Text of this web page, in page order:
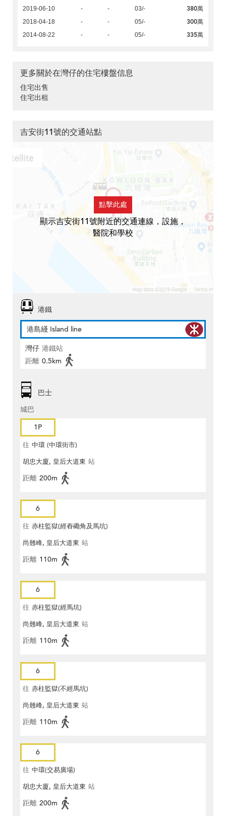
2019-06-10 - - 03/- 380萬
2018-04-18 - - 05/- 300萬
2014-08-22 - - 05/- 335萬
更多關於在灣仔的住宅樓盤信息
住宅出售
住宅出租
吉安街11號的交通站點
點擊此處
顯示吉安街11號附近的交通連線，設施，
醫院和學校
港鐵
港島綫 Island line
灣仔 港鐵站
距離 0.5km
巴士
城巴
1P
往 中環 (中環街市)
胡忠大廈, 皇后大道東 站
距離 200m
6
往 赤柱監獄(經舂磡角及馬坑)
尚翹峰, 皇后大道東 站
距離 110m
6
往 赤柱監獄(經馬坑)
尚翹峰, 皇后大道東 站
距離 110m
6
往 赤柱監獄(不經馬坑)
尚翹峰, 皇后大道東 站
距離 110m
6
往 中環(交易廣場)
胡忠大廈, 皇后大道東 站
距離 200m